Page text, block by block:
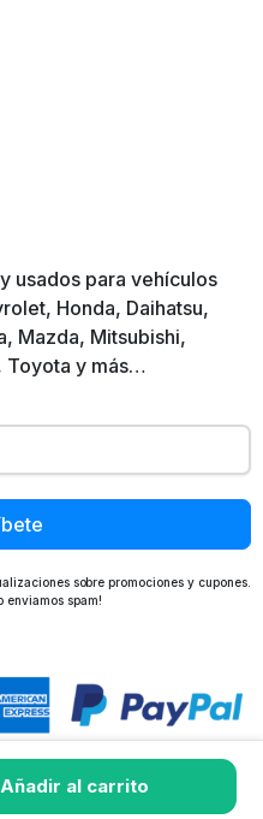
Añadir al carrito
usados para vehículos
Honda, Daihatsu,
Mazda, Mitsubishi,
Toyota y más…
sobre promociones y cupones.
enviamos spam!